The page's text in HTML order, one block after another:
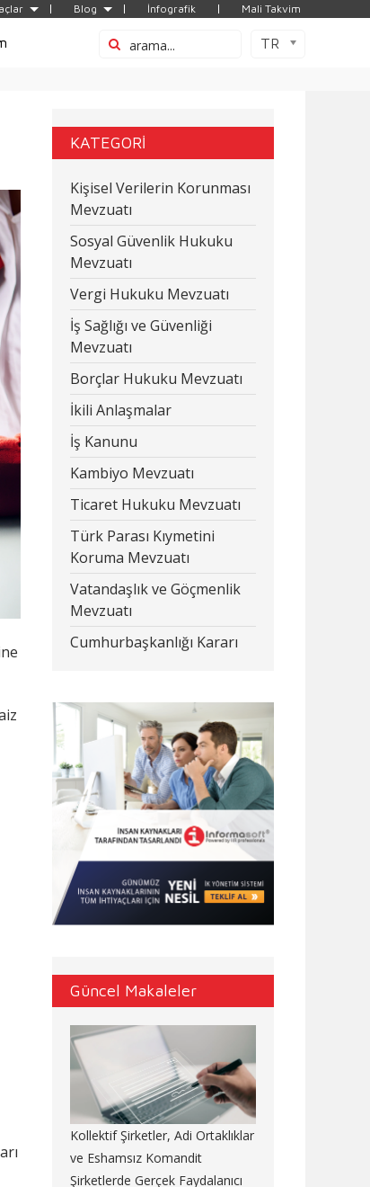
Blog İnfografik Mali Takvim
TR
KATEGORİ
Kişisel Verilerin Korunması
Mevzuatı
Sosyal Güvenlik Hukuku
Mevzuatı
Vergi Hukuku Mevzuatı
İş Sağlığı ve Güvenliği
Mevzuatı
Borçlar Hukuku Mevzuatı
İkili Anlaşmalar
İş Kanunu
Kambiyo Mevzuatı
Ticaret Hukuku Mevzuatı
Türk Parası Kıymetini
Koruma Mevzuatı
Vatandaşlık ve Göçmenlik
Mevzuatı
Cumhurbaşkanlığı Kararı
Güncel Makaleler
Kollektif Şirketler, Adi Ortaklıklar
ve Eshamsız Komandit
Şirketlerde Gerçek Faydalanıcı